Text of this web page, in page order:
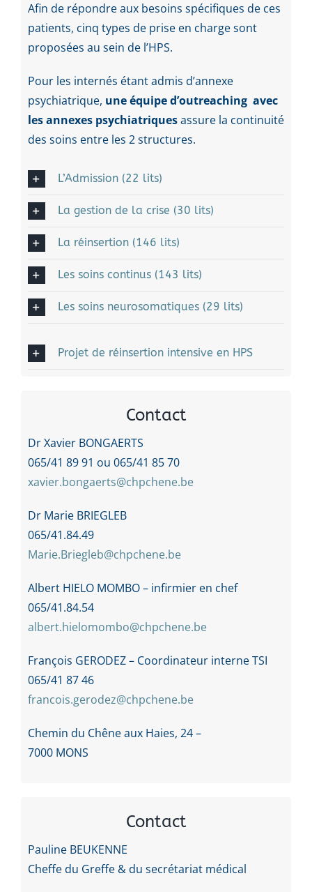
Afin de répondre aux besoins spécifiques de ces
patients, cinq types de prise en charge sont
proposées au sein de l’HPS.
Pour les internés étant admis d’annexe
psychiatrique, une équipe d’outreaching avec
les annexes psychiatriquesassure la continuité
des soins entre les 2 structures.
L’Admission (22 lits)
La gestion de la crise (30 lits)
La réinsertion (146 lits)
Les soins continus (143 lits)
Les soins neurosomatiques (29 lits)
Projet de réinsertion intensive en HPS
Contact
Dr Xavier BONGAERTS
065/41 89 91 ou 065/41 85 70
xavier.bongaerts@chpchene.be
Dr Marie BRIEGLEB
065/41.84.49
Marie.Briegleb@chpchene.be
Albert HIELO MOMBO – infirmier en chef
065/41.84.54
albert.hielomombo@chpchene.be
François GERODEZ – Coordinateur interne TSI
065/41 87 46
francois.gerodez@chpchene.be
Chemin du Chêne aux Haies, 24 –
7000 MONS
Contact
Pauline BEUKENNE
Cheffe du Greffe & du secrétariat médical